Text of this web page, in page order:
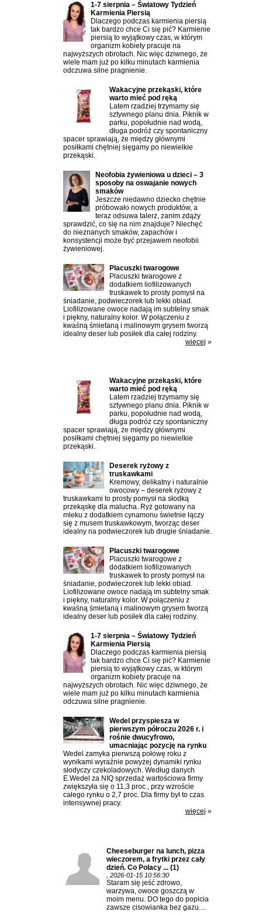
1-7 sierpnia – Światowy Tydzień
Karmienia Piersią
Dlaczego podczas karmienia piersią
tak bardzo chce Ci się pić? Karmienie
piersią to wyjątkowy czas, w którym
organizm kobiety pracuje na
najwyższych obrotach. Nic więc dziwnego, że
wiele mam już po kilku minutach karmienia
odczuwa silne pragnienie.
Wakacyjne przekąski, które
warto mieć pod ręką
Latem rzadziej trzymamy się
sztywnego planu dnia. Piknik w
parku, popołudnie nad wodą,
długa podróż czy spontaniczny
spacer sprawiają, że między głównymi
posiłkami chętniej sięgamy po niewielkie
przekąski.
Neofobia żywieniowa u dzieci – 3
sposoby na oswajanie nowych
smaków
Jeszcze niedawno dziecko chętnie
próbowało nowych produktów, a
teraz odsuwa talerz, zanim zdąży
sprawdzić, co się na nim znajduje? Niechęć
do nieznanych smaków, zapachów i
konsystencji może być przejawem neofobii
żywieniowej.
Placuszki twarogowe
Placuszki twarogowe z
dodatkiem liofilizowanych
truskawek to prosty pomysł na
śniadanie, podwieczorek lub lekki obiad.
Liofilizowane owoce nadają im subtelny smak
i piękny, naturalny kolor. W połączeniu z
kwaśną śmietaną i malinowym grysem tworzą
idealny deser lub posiłek dla całej rodziny.
więcej »
Wakacyjne przekąski, które
warto mieć pod ręką
Latem rzadziej trzymamy się
sztywnego planu dnia. Piknik w
parku, popołudnie nad wodą,
długa podróż czy spontaniczny
spacer sprawiają, że między głównymi
posiłkami chętniej sięgamy po niewielkie
przekąski.
Deserek ryżowy z
truskawkami
Kremowy, delikatny i naturalnie
owocowy – deserek ryżowy z
truskawkami to prosty pomysł na słodką
przekąskę dla malucha. Ryż gotowany na
mleku z dodatkiem cynamonu świetnie łączy
się z musem truskawkowym, tworząc deser
idealny na podwieczorek lub drugie śniadanie.
Placuszki twarogowe
Placuszki twarogowe z
dodatkiem liofilizowanych
truskawek to prosty pomysł na
śniadanie, podwieczorek lub lekki obiad.
Liofilizowane owoce nadają im subtelny smak
i piękny, naturalny kolor. W połączeniu z
kwaśną śmietaną i malinowym grysem tworzą
idealny deser lub posiłek dla całej rodziny.
1-7 sierpnia – Światowy Tydzień
Karmienia Piersią
Dlaczego podczas karmienia piersią
tak bardzo chce Ci się pić? Karmienie
piersią to wyjątkowy czas, w którym
organizm kobiety pracuje na
najwyższych obrotach. Nic więc dziwnego, że
wiele mam już po kilku minutach karmienia
odczuwa silne pragnienie.
Wedel przyspiesza w
pierwszym półroczu 2026 r. i
rośnie dwucyfrowo,
umacniając pozycję na rynku
Wedel zamyka pierwszą połowę roku z
wynikami wyraźnie powyżej dynamiki rynku
słodyczy czekoladowych. Według danych
E.Wedel za NIQ sprzedaż wartościowa firmy
zwiększyła się o 11,3 proc., przy wzroście
całego rynku o 2,7 proc. Dla firmy był to czas
intensywnej pracy.
więcej »
Cheeseburger na lunch, pizza
wieczorem, a frytki przez cały
dzień. Co Polacy ... (1)
, 2026-01-15 10:56:30
Staram się jeść zdrowo,
warzywa, owoce goszczą w
moim menu. DO tego do popicia
zawsze cisowianka bez gazu....